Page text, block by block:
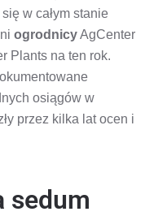
w całym stanie
ogrodnicyAgCenter
Plants na ten rok.
osiągów w
przez kilka lat ocen i
sedum